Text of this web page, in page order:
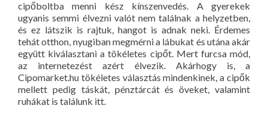
cipőboltba menni kész kínszenvedés. A gyerekek
ugyanis semmi élvezni valót nem találnak a helyzetben,
és ez látszik is rajtuk, hangot is adnak neki. Érdemes
tehát otthon, nyugiban megmérni a lábukat és utána akár
együtt kiválasztani a tökéletes cipőt. Mert furcsa mód,
az internetezést azért élvezik. Akárhogy is, a
Cipomarket.hu tökéletes választás mindenkinek, a cipők
mellett pedig táskát, pénztárcát és öveket, valamint
ruhákat is találunk itt.